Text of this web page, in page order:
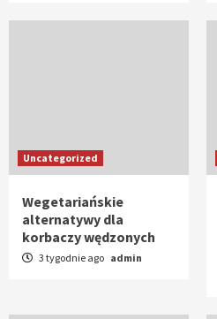
Uncategorized
Wegetariańskie
alternatywy dla
korbaczy wędzonych
3 tygodnie ago admin